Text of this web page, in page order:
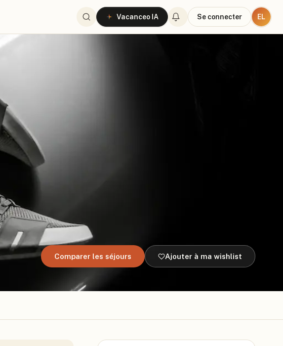
Vacanceo IA Se connecter EL
Comparer les séjours Ajouter à ma wishlist